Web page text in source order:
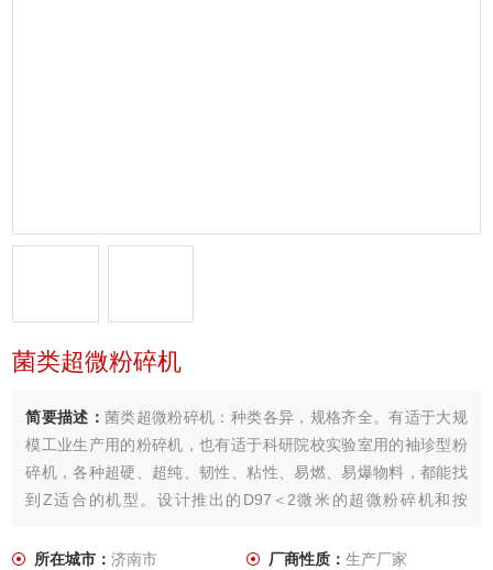
菌类超微粉碎机
简要描述： 菌类超微粉碎机：种类各异，规格齐全。有适于大规
模工业生产用的粉碎机，也有适于科研院校实验室用的袖珍型粉
碎机，各种超硬、超纯、韧性、粘性、易燃、易爆物料，都能找
到Z适合的机型。设计推出的D97＜2微米的超微粉碎机和按
良水平。
所在城市：济南市 厂商性质： 生产厂家